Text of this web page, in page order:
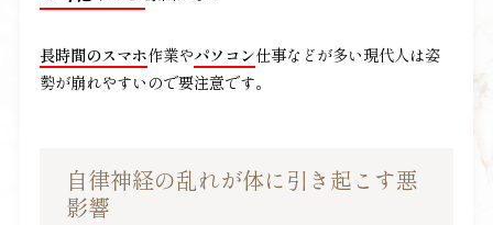
長時間のスマホ作業やパソコン仕事などが多い現代人は姿
勢が崩れやすいので要注意です。
自律神経の乱れが体に引き起こす悪
影響